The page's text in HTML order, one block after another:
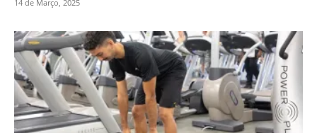
14 de Março, 2025